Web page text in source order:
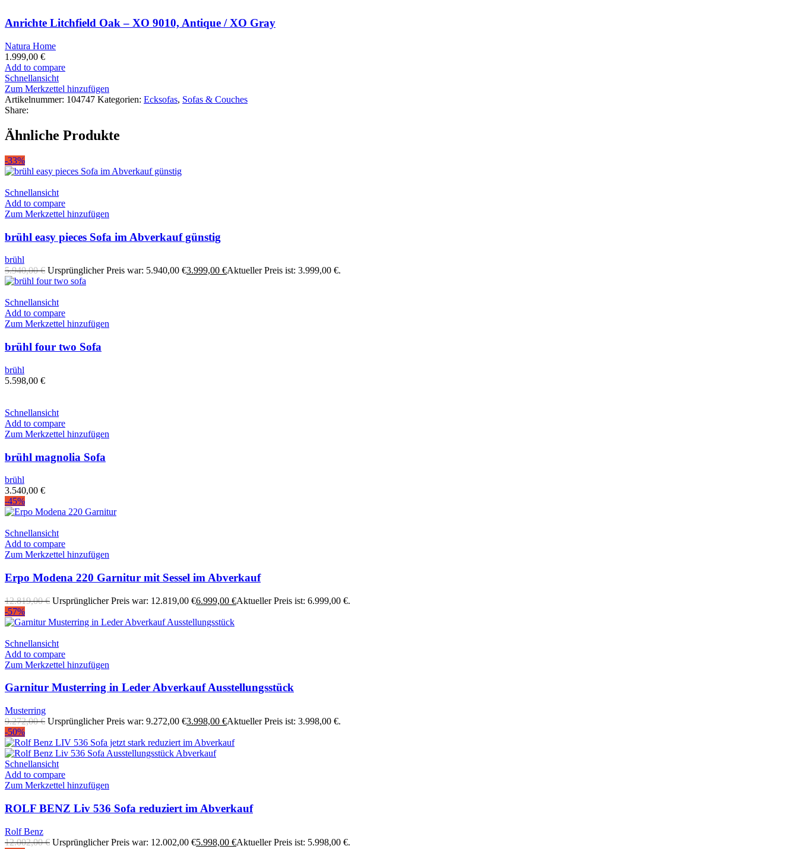
Anrichte Litchfield Oak – XO 9010, Antique / XO Gray
Natura Home
1.999,00 €
Add to compare
Schnellansicht
Zum Merkzettel hinzufügen
Artikelnummer: 104747 Kategorien: Ecksofas, Sofas & Couches
Share:
Ähnliche Produkte
-33%
Schnellansicht
Add to compare
Zum Merkzettel hinzufügen
brühl easy pieces Sofa im Abverkauf günstig
brühl
5.940,00€ Ursprünglicher Preis war: 5.940,00 €3.999,00 €Aktueller Preis ist: 3.999,00 €.
Schnellansicht
Add to compare
Zum Merkzettel hinzufügen
brühl four two Sofa
brühl
5.598,00 €
Schnellansicht
Add to compare
Zum Merkzettel hinzufügen
brühl magnolia Sofa
brühl
3.540,00 €
-45%
Schnellansicht
Add to compare
Zum Merkzettel hinzufügen
Erpo Modena 220 Garnitur mit Sessel im Abverkauf
12.819,00€ Ursprünglicher Preis war: 12.819,00 €6.999,00 €Aktueller Preis ist: 6.999,00 €.
-57%
Schnellansicht
Add to compare
Zum Merkzettel hinzufügen
Garnitur Musterring in Leder Abverkauf Ausstellungsstück
Musterring
9.272,00€ Ursprünglicher Preis war: 9.272,00 €3.998,00 €Aktueller Preis ist: 3.998,00 €.
-50%
Schnellansicht
Add to compare
Zum Merkzettel hinzufügen
ROLF BENZ Liv 536 Sofa reduziert im Abverkauf
Rolf Benz
12.002,00€ Ursprünglicher Preis war: 12.002,00 €5.998,00 €Aktueller Preis ist: 5.998,00 €.